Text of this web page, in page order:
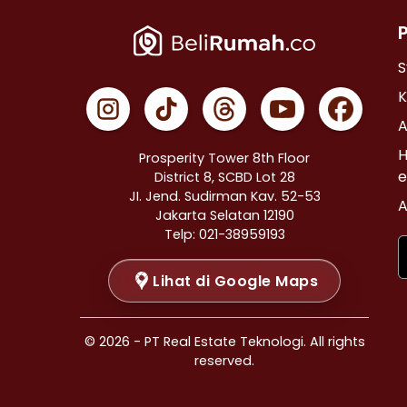
Properti Dijual di Johar Baru >
Properti Dijual di Menteng >
Properti Dijual di Tanah Abang >
Properti Dijual di Kramat >
Properti Dijual di Bendungan Hilir >
Properti Dijual di Jakarta Selatan >
Properti Dijual di Cilandak >
Properti Dijual di Gandaria Selatan >
Properti Dijual di Cipete Selatan >
Properti Dijual di Lenteng Agung >
Properti Dijual di Pondok Pinang >
Properti Dijual di Kebayoran Baru >
Properti Dijual di Mampang Prapatan >
Prosperity Tower 8th Floor
District 8, SCBD Lot 28
JI. Jend. Sudirman Kav. 52-53
Jakarta Selatan 12190
Telp: 021-38959193
Lihat di Google Maps
© 2026 - PT Real Estate Teknologi. All rights
reserved.